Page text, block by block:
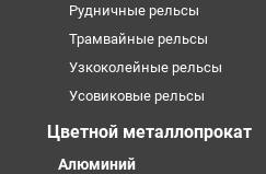
Рудничные рельсы
Трамвайные рельсы
Узкоколейные рельсы
Усовиковые рельсы
Цветной металлопрокат
Алюминий